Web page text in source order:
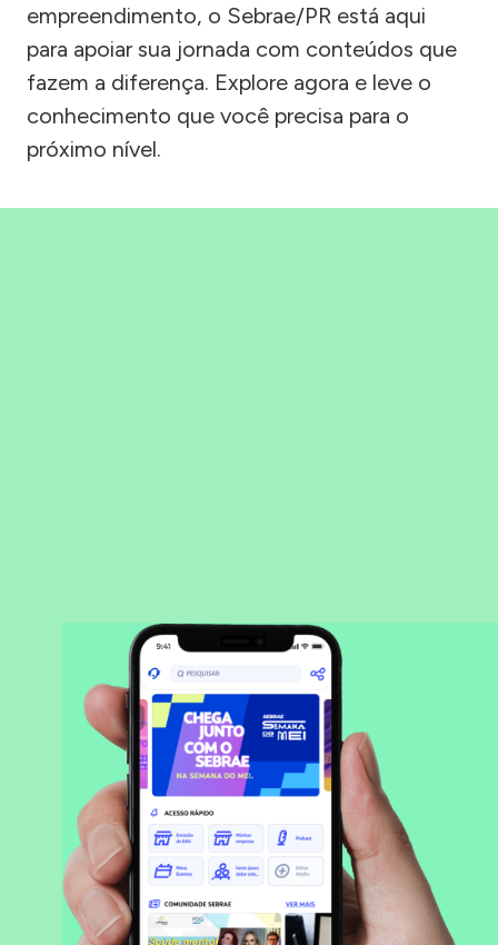
empreendimento, o Sebrae/PR está aqui
para apoiar sua jornada com conteúdos que
fazem a diferença. Explore agora e leve o
conhecimento que você precisa para o
próximo nível.